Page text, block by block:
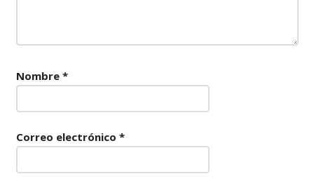
Nombre *
Correo electrónico *